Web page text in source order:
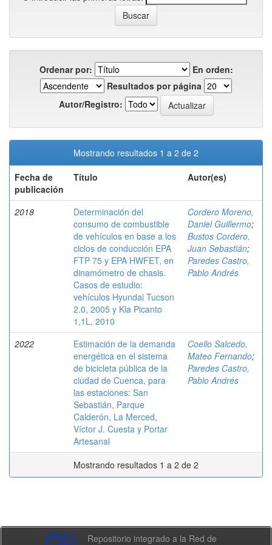
Ordenar por:
En orden:
Resultados por página
Autor/Registro:
Mostrando resultados 1 a 2 de 2
Fecha de
publicación
Título Autor(es)
2018
Determinación del
consumo de combustible
de vehículos en base a los
ciclos de conducción EPA
FTP 75 y EPA HWFET, en
dinamómetro de chasis.
Casos de estudio:
vehículos Hyundai Tucson
2.0, 2005 y Kia Picanto
1,1L, 2010
Cordero Moreno,
Daniel Guillermo;
Bustos Cordero,
Juan Sebastián;
Paredes Castro,
Pablo Andrés
2022
Estimación de la demanda
energética en el sistema
de bicicleta pública de la
ciudad de Cuenca, para
las estaciones: San
Sebastián, Parque
Calderón, La Merced,
Víctor J. Cuesta y Portar
Artesanal
Coello Salcedo,
Mateo Fernando;
Paredes Castro,
Pablo Andrés
Mostrando resultados 1 a 2 de 2
Repositorio integrado a la Red de